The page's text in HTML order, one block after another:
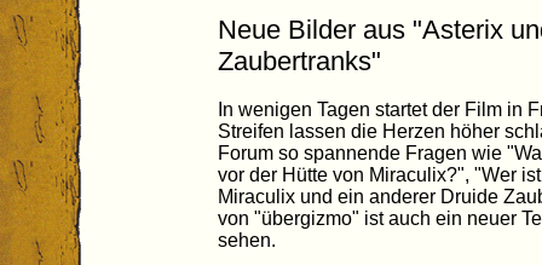
Neue Bilder aus "Asterix
Zaubertranks"
In wenigen Tagen startet der Film in
Streifen lassen die Herzen höher
Forum so spannende Fragen wie
vor der Hütte von Miraculix?", "Wer
Miraculix und ein anderer Druide
von "übergizmo" ist auch ein neuer
sehen.